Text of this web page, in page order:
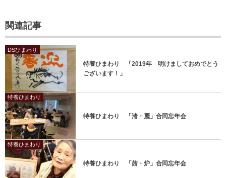
関連記事
DSひまわり
特養ひまわり 「2019年 明けましておめでとう
ございます！」
特養ひまわり
特養ひまわり 「渚・麗」合同忘年会
特養ひまわり
特養ひまわり 「茜・炉」合同忘年会